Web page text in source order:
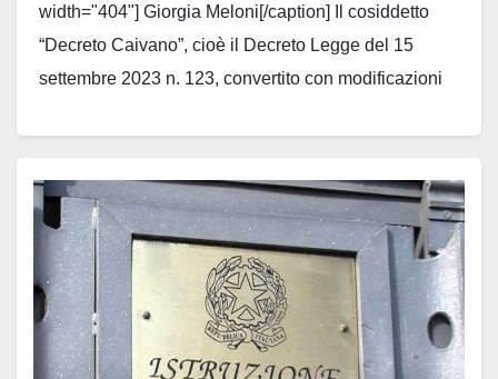
width="404"] Giorgia Meloni[/caption] Il cosiddetto
“Decreto Caivano”, cioè il Decreto Legge del 15
settembre 2023 n. 123, convertito con modificazioni